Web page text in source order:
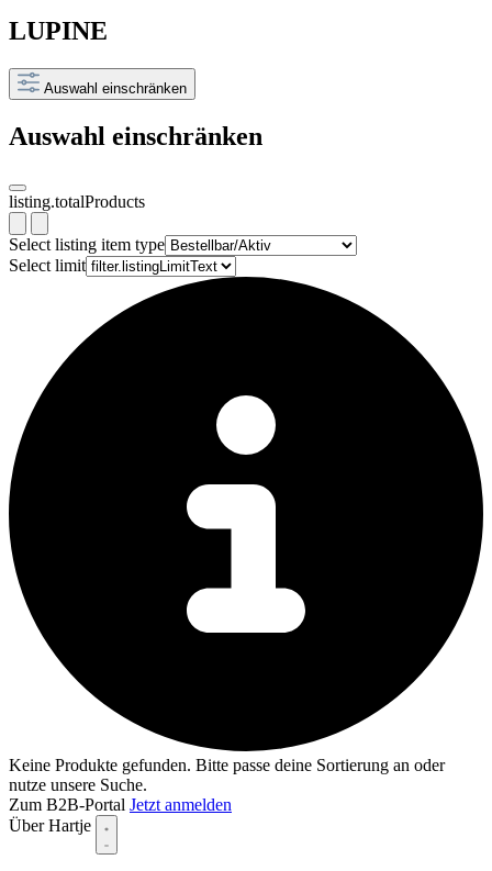
LUPINE
Auswahl einschränken
Auswahl einschränken
listing.totalProducts
Select listing item type
Select limit
Keine Produkte gefunden. Bitte passe deine Sortierung an oder
nutze unsere Suche.
Zum B2B-Portal Jetzt anmelden
Über Hartje